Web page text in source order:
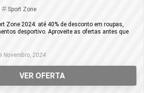
Sport Zone
Zone 2024: até 40% de desconto em roupas,
desportivo. Aproveite as ofertas antes que
Novembro, 2024
VER OFERTA